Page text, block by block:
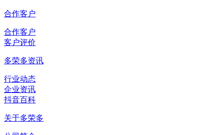
合作客户
合作客户
客户评价
多荣多资讯
行业动态
企业资讯
抖音百科
关于多荣多